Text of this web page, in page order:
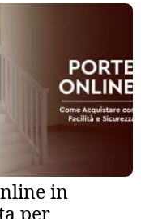
in
per